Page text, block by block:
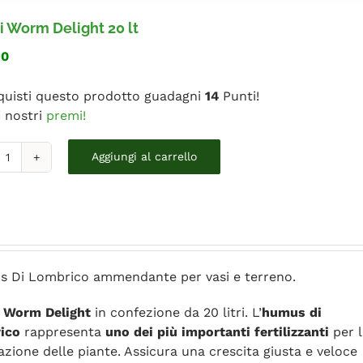
Worm Delight 20 lt
questo prodotto guadagni 14 Punti!
nostri premi!
Atami
Aggiungi al carrello
Di Lombrico ammendante per vasi e terreno.
Worm Delight in confezione da 20 litri. L’humus di
rappresenta uno dei più importanti fertilizzanti per
delle piante. Assicura una crescita giusta e veloce